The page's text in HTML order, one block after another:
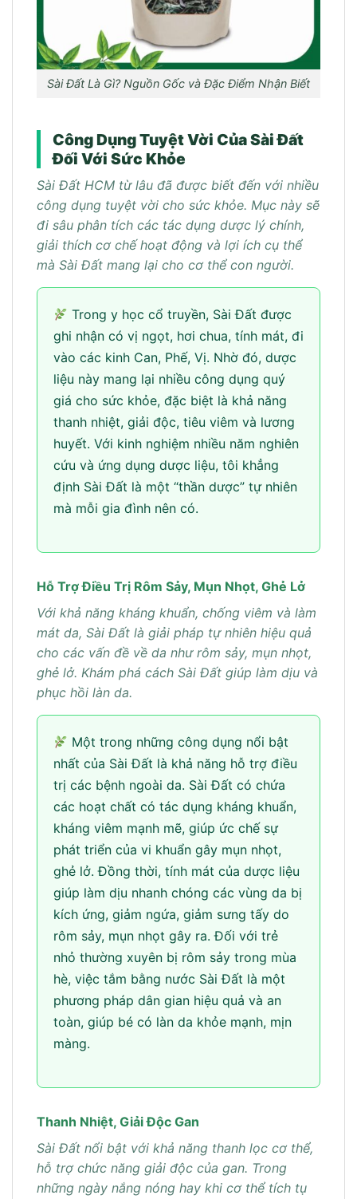
Sài Đất Là Gì? Nguồn Gốc và Đặc Điểm Nhận Biết
Công Dụng Tuyệt Vời Của Sài Đất
Đối Với Sức Khỏe
Sài Đất HCM từ lâu đã được biết đến với nhiều
công dụng tuyệt vời cho sức khỏe. Mục này sẽ
đi sâu phân tích các tác dụng dược lý chính,
giải thích cơ chế hoạt động và lợi ích cụ thể
mà Sài Đất mang lại cho cơ thể con người.
Trong y học cổ truyền, Sài Đất được
ghi nhận có vị ngọt, hơi chua, tính mát, đi
vào các kinh Can, Phế, Vị. Nhờ đó, dược
liệu này mang lại nhiều công dụng quý
giá cho sức khỏe, đặc biệt là khả năng
thanh nhiệt, giải độc, tiêu viêm và lương
huyết. Với kinh nghiệm nhiều năm nghiên
cứu và ứng dụng dược liệu, tôi khẳng
định Sài Đất là một “thần dược” tự nhiên
mà mỗi gia đình nên có.
Hỗ Trợ Điều Trị Rôm Sảy, Mụn Nhọt, Ghẻ Lở
Với khả năng kháng khuẩn, chống viêm và làm
mát da, Sài Đất là giải pháp tự nhiên hiệu quả
cho các vấn đề về da như rôm sảy, mụn nhọt,
ghẻ lở. Khám phá cách Sài Đất giúp làm dịu và
phục hồi làn da.
Một trong những công dụng nổi bật
nhất của Sài Đất là khả năng hỗ trợ điều
trị các bệnh ngoài da. Sài Đất có chứa
các hoạt chất có tác dụng kháng khuẩn,
kháng viêm mạnh mẽ, giúp ức chế sự
phát triển của vi khuẩn gây mụn nhọt,
ghẻ lở. Đồng thời, tính mát của dược liệu
giúp làm dịu nhanh chóng các vùng da bị
kích ứng, giảm ngứa, giảm sưng tấy do
rôm sảy, mụn nhọt gây ra. Đối với trẻ
nhỏ thường xuyên bị rôm sảy trong mùa
hè, việc tắm bằng nước Sài Đất là một
phương pháp dân gian hiệu quả và an
toàn, giúp bé có làn da khỏe mạnh, mịn
màng.
Thanh Nhiệt, Giải Độc Gan
Sài Đất nổi bật với khả năng thanh lọc cơ thể,
hỗ trợ chức năng giải độc của gan. Trong
những ngày nắng nóng hay khi cơ thể tích tụ